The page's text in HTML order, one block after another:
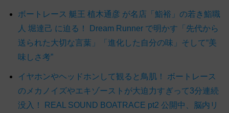
ボートレース 艇王 植木通彦 が名店「鮨裕」の若き鮨職
人 堀達己 に迫る！ Dream Runner で明かす「先代から
送られた大切な言葉」「進化した自分の味」そして“美
味しさ考”
イヤホンやヘッドホンして観ると鳥肌！ ボートレース
のメカノイズやエキゾーストが大迫力すぎって3分連続
没入！ REAL SOUND BOATRACE pt2 公開中、脳内リ